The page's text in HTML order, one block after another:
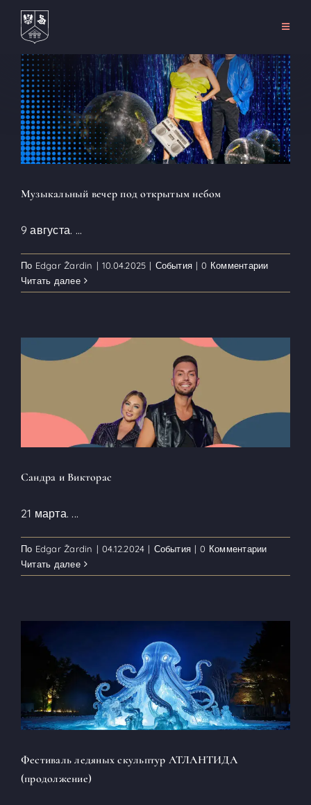
Перейти
содержанию
Toggle
Главная
О сайте
Развлечения
События
Музыкальный вечер под открытым небом
9 августа. ...
По Edgar Žardin | 10.04.2025 | События | 0 Комментарии
Читать далее
Сандра и Викторас
21 марта. ...
По Edgar Žardin | 04.12.2024 | События | 0 Комментарии
Читать далее
Фестиваль ледяных скульптур АТЛАНТИДА
(продолжение)